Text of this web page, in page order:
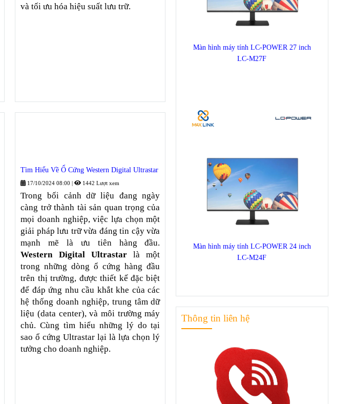
và tối ưu hóa hiệu suất lưu trữ.
Tìm Hiểu Về Ổ Cứng Western Digital Ultrastar
17/10/2024 08:00| 1442 Lượt xem
Trong bối cảnh dữ liệu đang ngày
càng trở thành tài sản quan trọng của
mọi doanh nghiệp, việc lựa chọn một
giải pháp lưu trữ vừa đáng tin cậy vừa
mạnh mẽ là ưu tiên hàng đầu.
Western Digital Ultrastarlà một
trong những dòng ổ cứng hàng đầu
trên thị trường, được thiết kế đặc biệt
để đáp ứng nhu cầu khắt khe của các
hệ thống doanh nghiệp, trung tâm dữ
liệu (data center), và môi trường máy
chủ. Cùng tìm hiểu những lý do tại
sao ổ cứng Ultrastar lại là lựa chọn lý
tưởng cho doanh nghiệp.
Màn hình máy tính LC-POWER 27 inch
LC-M27F
Màn hình máy tính LC-POWER 24 inch
LC-M24F
Thông tin liên hệ